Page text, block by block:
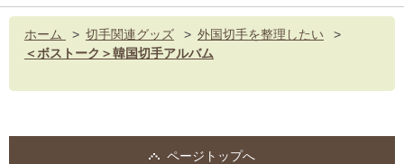
ホーム > 切手関連グッズ > 外国切手を整理したい
>
＜ボストーク＞韓国切手アルバム
ページトップへ